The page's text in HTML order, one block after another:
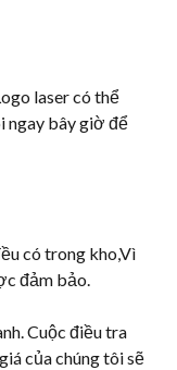
laser có thể
ngay bây giờ để
có trong kho,Vì
đảm bảo.
Cuộc điều tra
của chúng tôi sẽ